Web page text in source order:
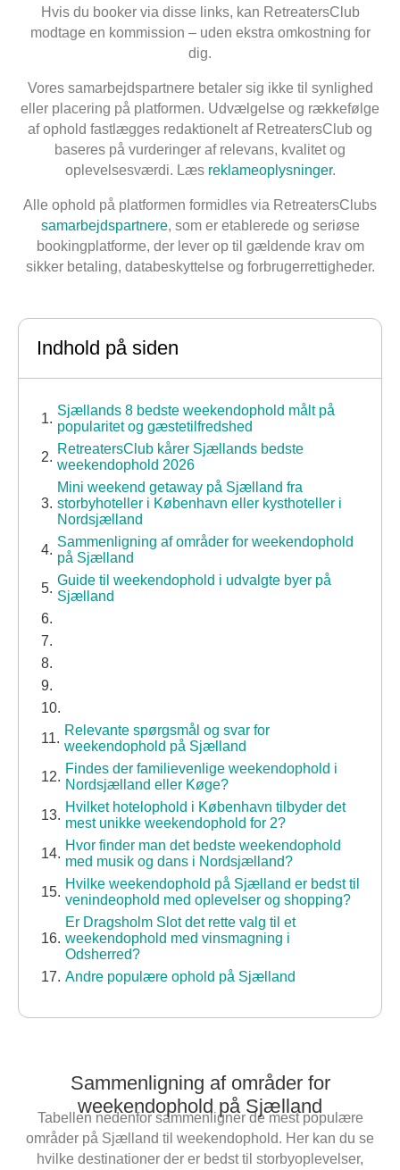
Hvis du booker via disse links, kan RetreatersClub
modtage en kommission – uden ekstra omkostning for
dig.
Vores samarbejdspartnere betaler sig ikke til synlighed
eller placering på platformen. Udvælgelse og rækkefølge
af ophold fastlægges redaktionelt af RetreatersClub og
baseres på vurderinger af relevans, kvalitet og
oplevelsesværdi. Læs reklameoplysninger.
Alle ophold på platformen formidles via RetreatersClubs
samarbejdspartnere, som er etablerede og seriøse
bookingplatforme, der lever op til gældende krav om
sikker betaling, databeskyttelse og forbrugerrettigheder.
Indhold på siden
Sjællands 8 bedste weekendophold målt på
popularitet og gæstetilfredshed
RetreatersClub kårer Sjællands bedste
weekendophold 2026
Mini weekend getaway på Sjælland fra
storbyhoteller i København eller kysthoteller i
Nordsjælland
Sammenligning af områder for weekendophold
på Sjælland
Guide til weekendophold i udvalgte byer på
Sjælland
Relevante spørgsmål og svar for
weekendophold på Sjælland
Findes der familievenlige weekendophold i
Nordsjælland eller Køge?
Hvilket hotelophold i København tilbyder det
mest unikke weekendophold for 2?
Hvor finder man det bedste weekendophold
med musik og dans i Nordsjælland?
Hvilke weekendophold på Sjælland er bedst til
venindeophold med oplevelser og shopping?
Er Dragsholm Slot det rette valg til et
weekendophold med vinsmagning i
Odsherred?
Andre populære ophold på Sjælland
Sammenligning af områder for
weekendophold på Sjælland
Tabellen nedenfor sammenligner de mest populære
områder på Sjælland til weekendophold. Her kan du se
hvilke destinationer der er bedst til storbyoplevelser,